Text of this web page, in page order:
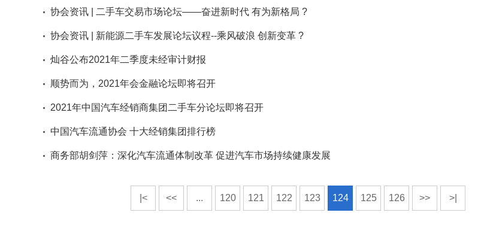
协会资讯 | 二手车交易市场论坛——奋进新时代 有为新格局 ?
协会资讯 | 新能源二手车发展论坛议程--乘风破浪 创新变革 ?
灿谷公布2021年二季度未经审计财报
顺势而为，2021年会金融论坛即将召开
2021年中国汽车经销商集团二手车分论坛即将召开
中国汽车流通协会 十大经销集团排行榜
商务部胡剑萍：深化汽车流通体制改革 促进汽车市场持续健康发展
|< << ... 120 121 122 123 124 125 126 >> >|